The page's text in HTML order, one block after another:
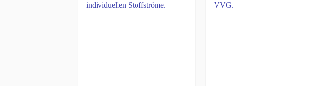
individuellen Stoffströme.
VVG.